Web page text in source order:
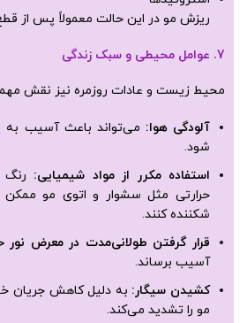
ریزش مو در این حالت معمولاً پس از
7. عوامل محیطی و سبک زندگی
محیط زیست و عادات روزمره نیز نقش
آلودگی هوا: می‌تواند باعث آسیب
شود.
استفاده مکرر از مواد شیمیایی: رنگ
حرارتی مثل سشوار و اتوی مو
شکننده کنند.
قرار گرفتن طولانی‌مدت در معرض نور
آسیب برساند.
کشیدن سیگار: به دلیل کاهش جریان
مو را تشدید می‌کند.